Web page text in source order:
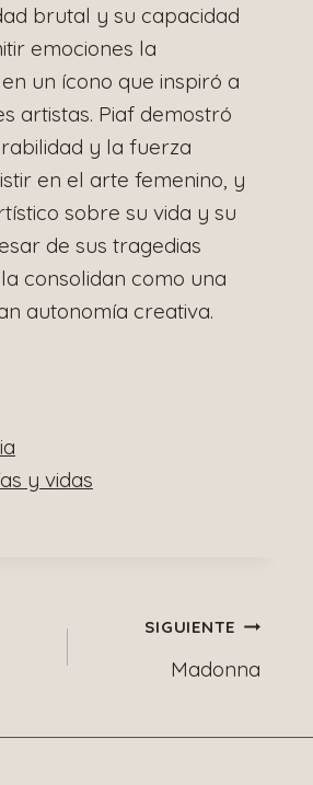
brutal y su capacidad
emociones la
un ícono que inspiró a
artistas. Piaf demostró
y la fuerza
en el arte femenino, y
sobre su vida y su
de sus tragedias
consolidan como una
autonomía creativa.
y vidas
SIGUIENTE
Madonna